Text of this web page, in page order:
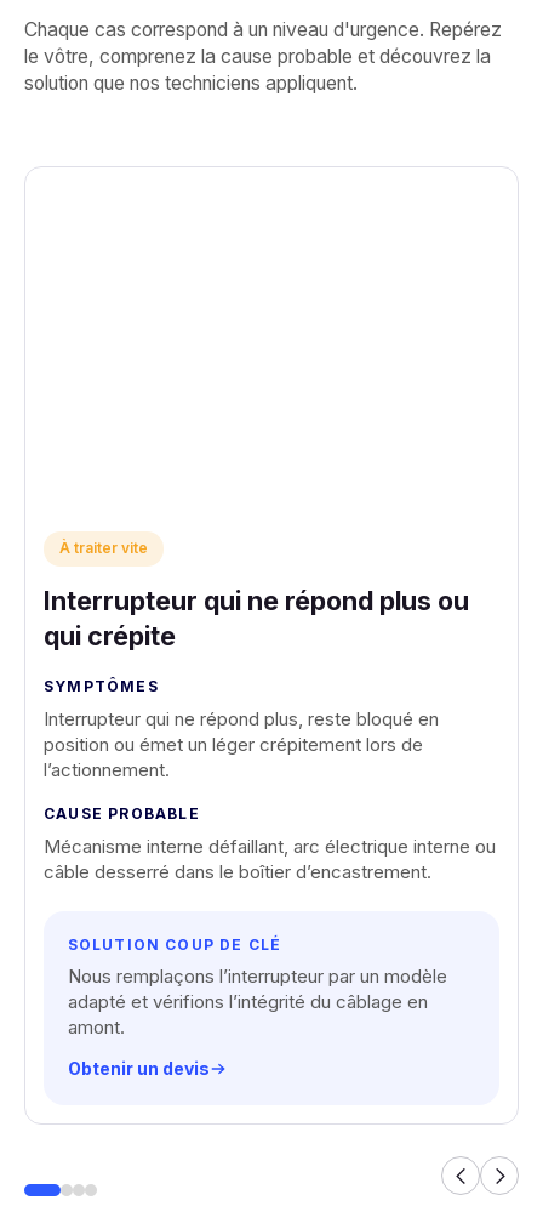
Chaque cas correspond à un niveau d'urgence. Repérez
le vôtre, comprenez la cause probable et découvrez la
solution que nos techniciens appliquent.
À traiter vite
Interrupteur qui ne répond plus ou
qui crépite
SYMPTÔMES
Interrupteur qui ne répond plus, reste bloqué en
position ou émet un léger crépitement lors de
l’actionnement.
CAUSE PROBABLE
Mécanisme interne défaillant, arc électrique interne ou
câble desserré dans le boîtier d’encastrement.
SOLUTION COUP DE CLÉ
Nous remplaçons l’interrupteur par un modèle
adapté et vérifions l’intégrité du câblage en
amont.
Obtenir un devis